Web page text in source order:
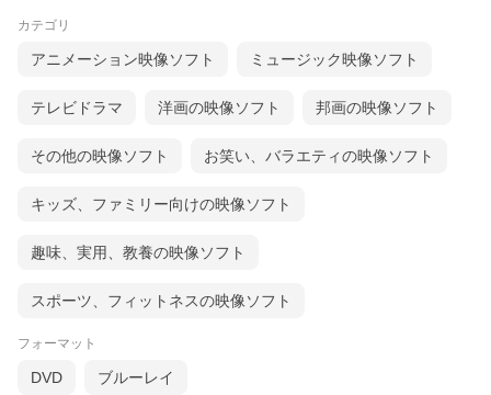
カテゴリ
アニメーション映像ソフト ミュージック映像ソフト
テレビドラマ 洋画の映像ソフト 邦画の映像ソフト
その他の映像ソフト お笑い、バラエティの映像ソフト
キッズ、ファミリー向けの映像ソフト
趣味、実用、教養の映像ソフト
スポーツ、フィットネスの映像ソフト
フォーマット
DVD ブルーレイ